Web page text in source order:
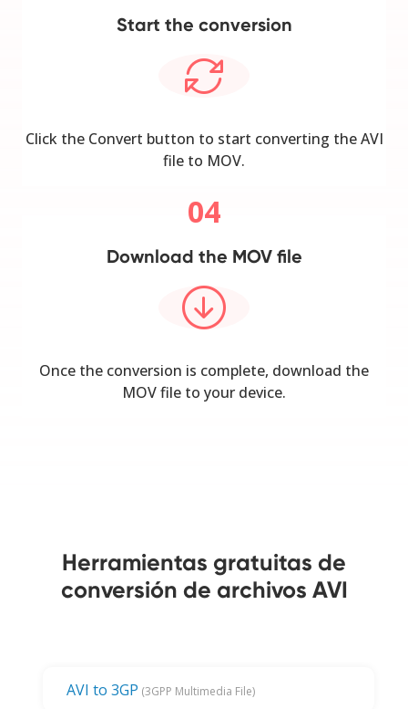
Start the conversion
Click the Convert button to start converting the AVI
file to MOV.
04
Download the MOV file
Once the conversion is complete, download the
MOV file to your device.
Herramientas gratuitas de
conversión de archivos AVI
AVI to 3GP (3GPP Multimedia File)